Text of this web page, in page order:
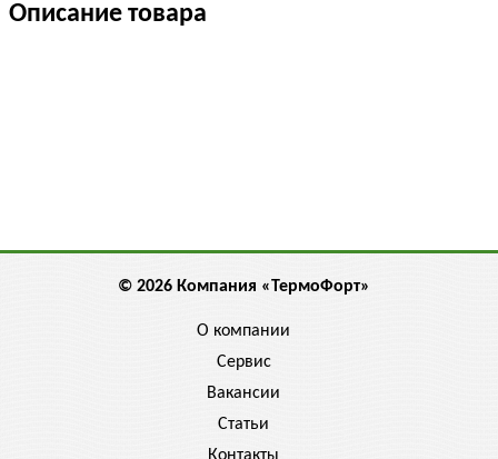
Описание товара
© 2026 Компания «ТермоФорт»
О компании
Сервис
Вакансии
Статьи